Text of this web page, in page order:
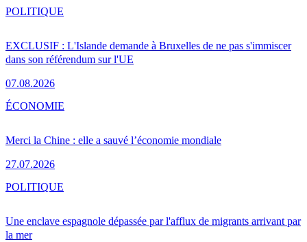
EXCLUSIF : L'Islande demande à Bruxelles de ne pas s'immiscer
dans son référendum sur l'UE
07.08.2026
POLITIQUE
Merci la Chine : elle a sauvé l’économie mondiale
27.07.2026
ÉCONOMIE
Une enclave espagnole dépassée par l'afflux de migrants arrivant par
la mer
POLITIQUE